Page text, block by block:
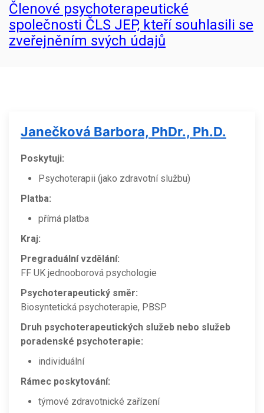
Členové psychoterapeutické
společnosti ČLS JEP, kteří souhlasili se
zveřejněním svých údajů
Janečková Barbora, PhDr., Ph.D.
Poskytuji:
Psychoterapii (jako zdravotní službu)
Platba:
přímá platba
Kraj:
Pregraduální vzdělání:
FF UK jednooborová psychologie
Psychoterapeutický směr:
Biosyntetická psychoterapie, PBSP
Druh psychoterapeutických služeb nebo služeb
poradenské psychoterapie:
individuální
Rámec poskytování:
týmové zdravotnické zařízení